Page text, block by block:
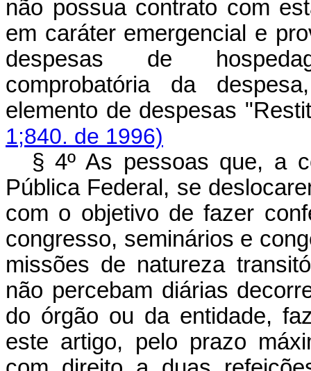
não possua contrato com
em caráter emergencial e
despesas de
comprobatória da
elemento de despesas
1;840. de 1996)
§ 4º As pessoas que, a
Pública Federal, se
com o objetivo de fazer
congresso, seminários e
missões de natureza
não percebam diárias
do órgão ou da entidade,
este artigo, pelo prazo